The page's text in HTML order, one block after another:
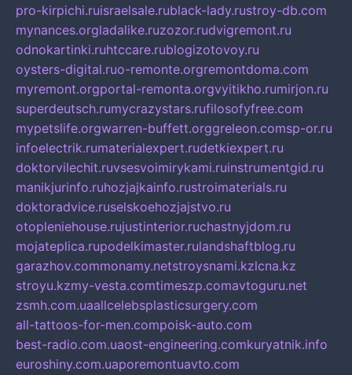
pro-kirpichi.ruisraelsale.rublack-lady.rustroy-db.com
mynances.orgladalike.ruzozor.rudvigremont.ru
odnokartinki.ruhtccare.rublogizotovoy.ru
oysters-digital.ruo-remonte.orgremontdoma.com
myremont.orgportal-remonta.orgvyitikho.rumirjon.ru
superdeutsch.rumycrazystars.rufilosofyfree.com
mypetslife.orgwarren-buffett.orggreleon.comsp-or.ru
infoelectrik.rumaterialexpert.rudetkiexpert.ru
doktorvilechit.ruvsesvoimirykami.ruinstrumentgid.ru
manikjurinfo.ruhozjajkainfo.rustroimaterials.ru
doktoradvice.ruselskoehozjajstvo.ru
otopleniehouse.rujustinterior.ruchastnyjdom.ru
mojateplica.rupodelkimaster.rulandshaftblog.ru
garazhov.commonamy.netstroysnami.kzlcna.kz
stroyu.kzmy-vesta.comtimeszp.comavtoguru.net
zsmh.com.uaallcelebsplasticsurgery.com
all-tattoos-for-men.compoisk-auto.com
best-radio.com.uaost-engineering.comkuryatnik.info
euroshiny.com.uaporemontuavto.com